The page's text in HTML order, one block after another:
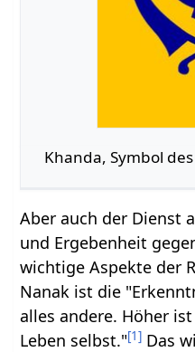
Khanda, Symbol
Aber auch der Dienst
und Ergebenheit
wichtige Aspekte der
Nanak ist die
alles andere. Höher
Leben selbst."[1] Das